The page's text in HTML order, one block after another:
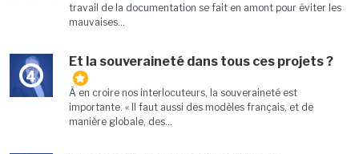
travail de la documentation se fait en amont pour éviter les
mauvaises...
4
Et la souveraineté dans tous ces projets ?
À en croire nos interlocuteurs, la souveraineté est
importante. « Il faut aussi des modèles français, et de
manière globale, des...